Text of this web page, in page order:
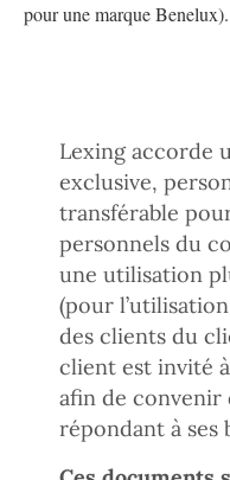
pour une marque Benelux).
Lexing accorde
exclusive,
transférable
personnels du
une utilisation
(pour
des clients du
client est invité
afin de convenir
répondant à ses